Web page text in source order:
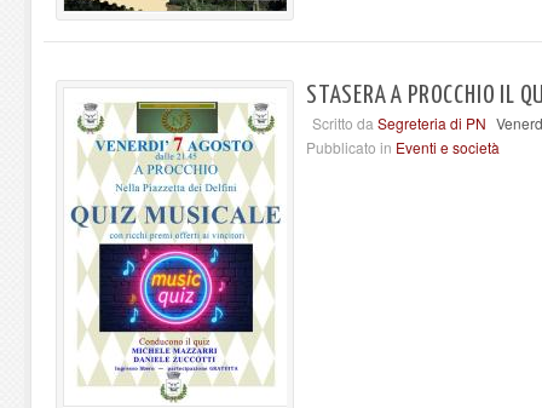
STASERA A PROCCHIO IL
Scritto da Segreteria di PN
Pubblicato in Eventi e società